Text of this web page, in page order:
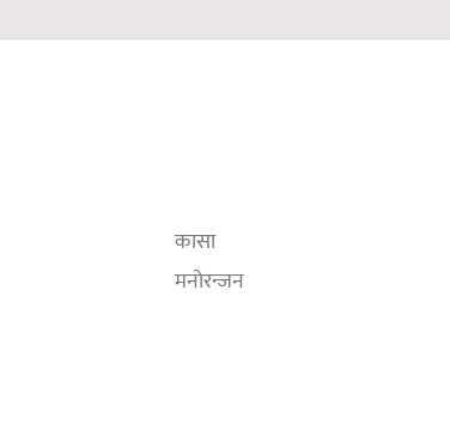
कासा
मनोरन्जन